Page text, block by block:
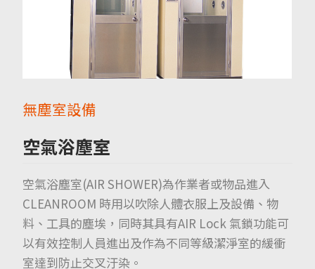
無塵室設備
空氣浴塵室
空氣浴塵室(AIR SHOWER)為作業者或物品進入
CLEANROOM 時用以吹除人體衣服上及設備、物
料、工具的塵埃，同時其具有AIR Lock 氣鎖功能可
以有效控制人員進出及作為不同等級潔淨室的緩衝
室達到防止交叉汙染。